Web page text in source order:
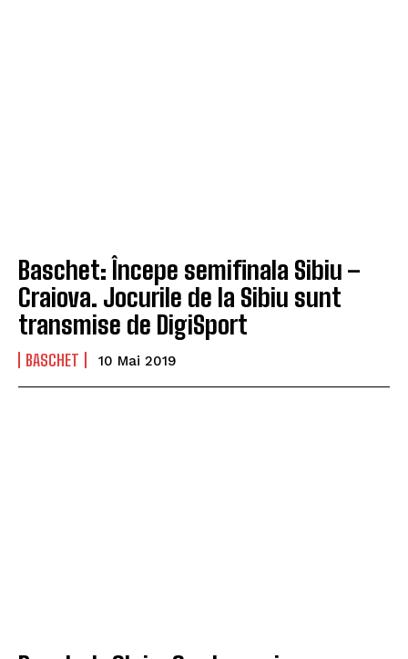
Baschet: Începe semifinala Sibiu –
Craiova. Jocurile de la Sibiu sunt
transmise de DigiSport
BASCHET 10 Mai 2019